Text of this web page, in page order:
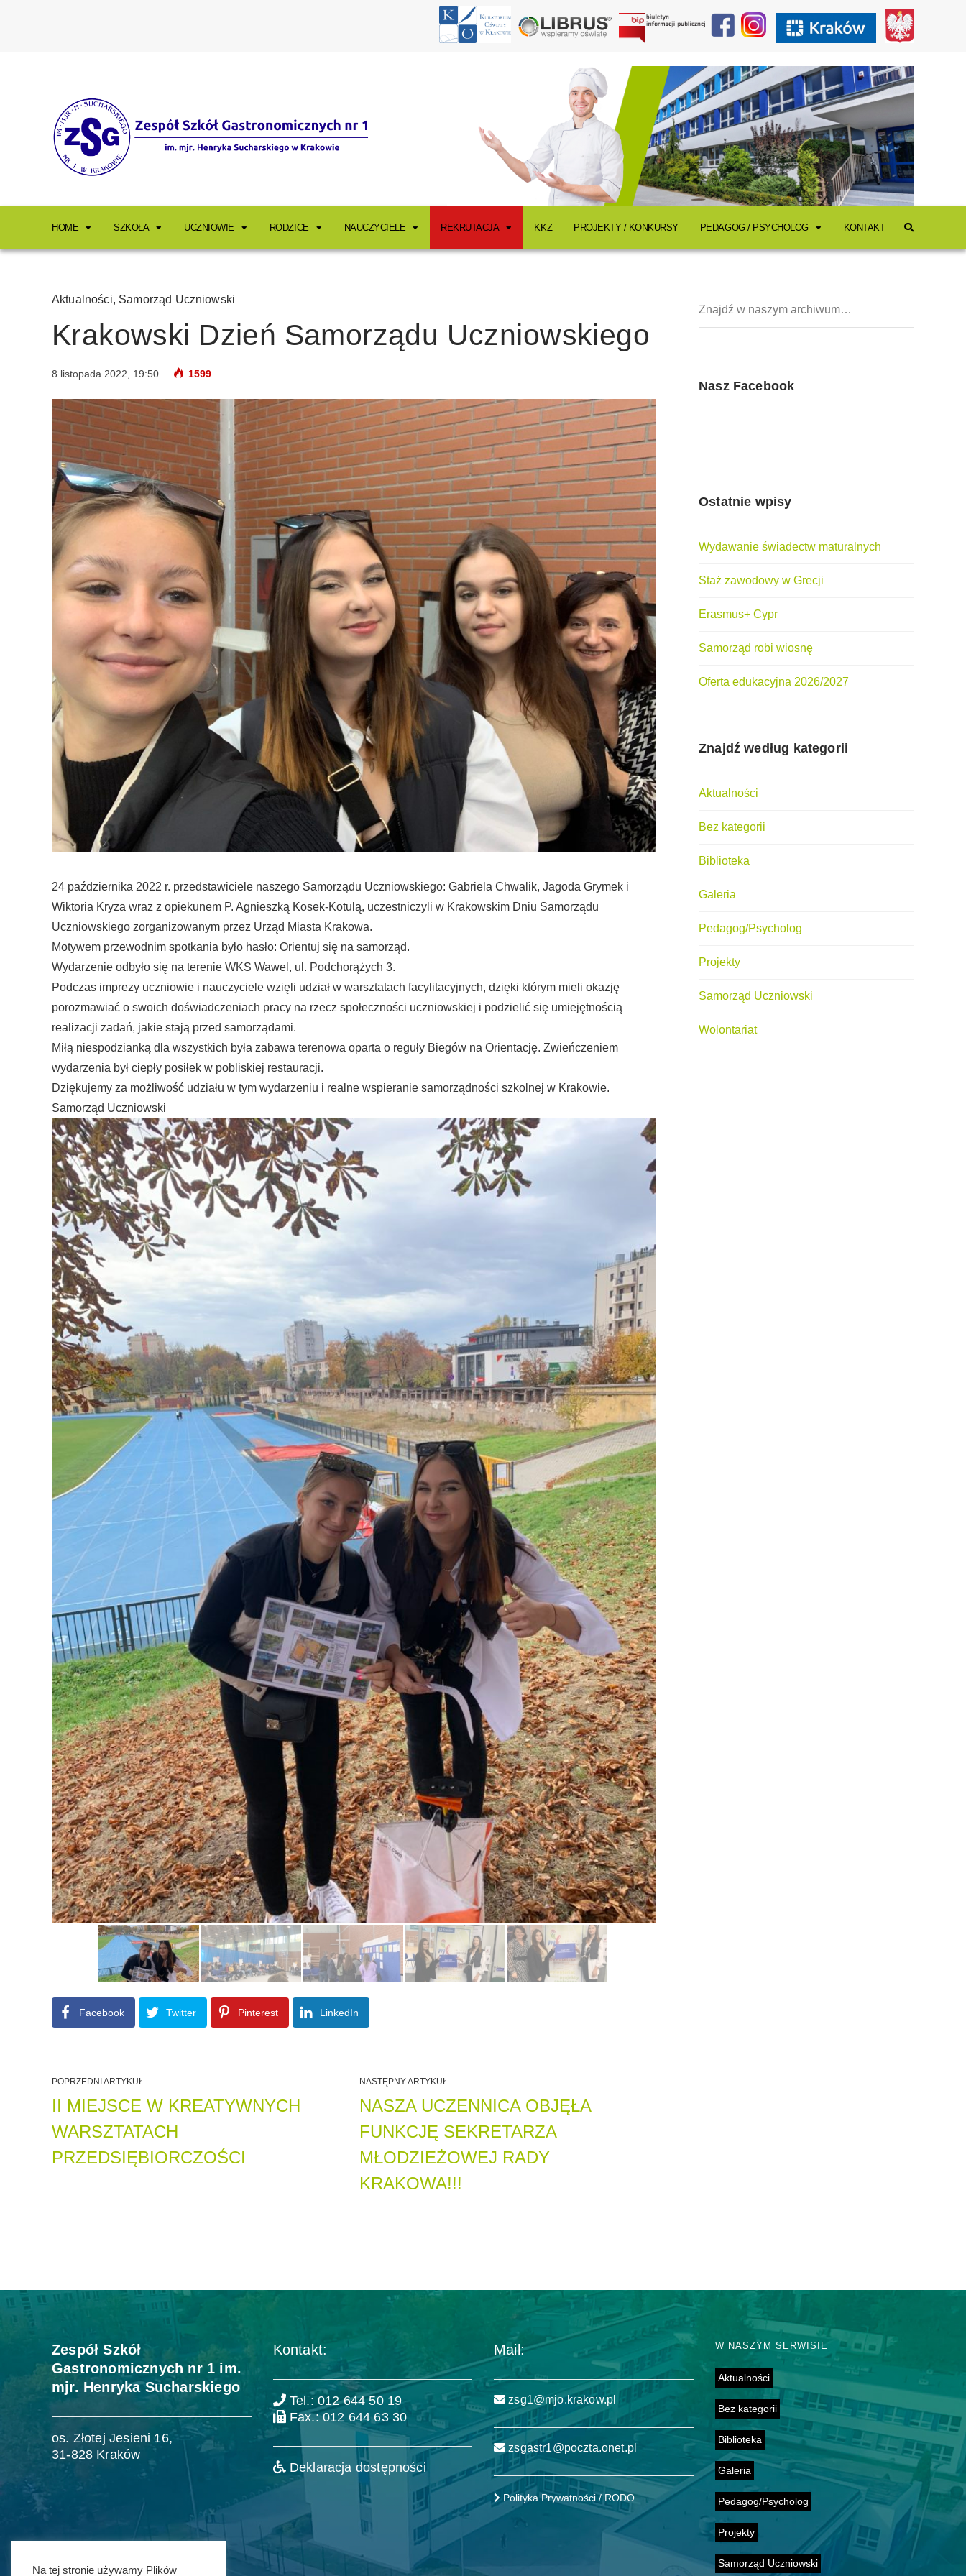
HOME SZKOŁA UCZNIOWIE RODZICE NAUCZYCIELE REKRUTACJA KKZ PROJEKTY / KONKURSY PEDAGOG / PSYCHOLOG KONTAKT
Aktualności, Samorząd Uczniowski
Krakowski Dzień Samorządu Uczniowskiego
8 listopada 2022, 19:50 1599
24 października 2022 r. przedstawiciele naszego Samorządu Uczniowskiego: Gabriela Chwalik, Jagoda Grymek i
Wiktoria Kryza wraz z opiekunem P. Agnieszką Kosek-Kotulą, uczestniczyli w Krakowskim Dniu Samorządu
Uczniowskiego zorganizowanym przez Urząd Miasta Krakowa.
Motywem przewodnim spotkania było hasło: Orientuj się na samorząd.
Wydarzenie odbyło się na terenie WKS Wawel, ul. Podchorążych 3.
Podczas imprezy uczniowie i nauczyciele wzięli udział w warsztatach facylitacyjnych, dzięki którym mieli okazję
porozmawiać o swoich doświadczeniach pracy na rzecz społeczności uczniowskiej i podzielić się umiejętnością
realizacji zadań, jakie stają przed samorządami.
Miłą niespodzianką dla wszystkich była zabawa terenowa oparta o reguły Biegów na Orientację. Zwieńczeniem
wydarzenia był ciepły posiłek w pobliskiej restauracji.
Dziękujemy za możliwość udziału w tym wydarzeniu i realne wspieranie samorządności szkolnej w Krakowie.
Samorząd Uczniowski
Facebook Twitter Pinterest LinkedIn
POPRZEDNI ARTYKUŁ
II MIEJSCE W KREATYWNYCH
WARSZTATACH
PRZEDSIĘBIORCZOŚCI
NASTĘPNY ARTYKUŁ
NASZA UCZENNICA OBJĘŁA
FUNKCJĘ SEKRETARZA
MŁODZIEŻOWEJ RADY
KRAKOWA!!!
Nasz Facebook
Ostatnie wpisy
Wydawanie świadectw maturalnych
Staż zawodowy w Grecji
Erasmus+ Cypr
Samorząd robi wiosnę
Oferta edukacyjna 2026/2027
Znajdź według kategorii
Aktualności
Bez kategorii
Biblioteka
Galeria
Pedagog/Psycholog
Projekty
Samorząd Uczniowski
Wolontariat
Zespół Szkół
Gastronomicznych nr 1 im.
mjr. Henryka Sucharskiego
os. Złotej Jesieni 16,
31-828 Kraków
Kontakt:
Tel.: 012 644 50 19
Fax.: 012 644 63 30
Deklaracja dostępności
Mail:
zsg1@mjo.krakow.pl
zsgastr1@poczta.onet.pl
Polityka Prywatności / RODO
W NASZYM SERWISIE
Aktualności
Bez kategorii
Biblioteka
Galeria
Pedagog/Psycholog
Projekty
Samorząd Uczniowski
Na tej stronie używamy Plików